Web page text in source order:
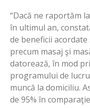
“Dacă ne raportăm
în ultimul an,
de beneficii
precum masaj şi
datorează, în mod
programului de
muncă la domiciliu.
de 95% în